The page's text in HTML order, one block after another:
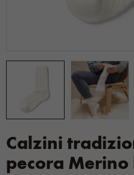
Calzini
pecora Merino